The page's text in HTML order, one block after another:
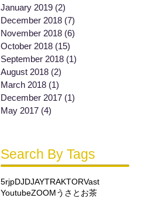
January 2019 (2)
December 2018 (7)
November 2018 (6)
October 2018 (15)
September 2018 (1)
August 2018 (2)
March 2018 (1)
December 2017 (1)
May 2017 (4)
Search By Tags
5rjpDJDJAYTRAKTORVast
YoutubeZOOMうさと お茶